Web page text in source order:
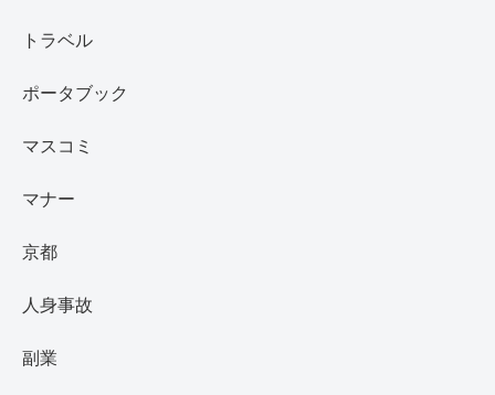
トラベル
ポータブック
マスコミ
マナー
京都
人身事故
副業